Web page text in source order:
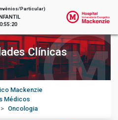
Particular)
Clínicas
Mackenzie
Médicos
Oncologia